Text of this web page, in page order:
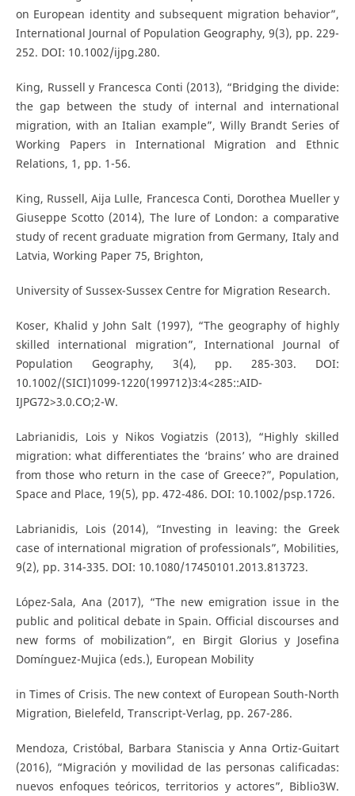
on European identity and subsequent migration behavior”,
International Journal of Population Geography, 9(3), pp. 229-
252. DOI: 10.1002/ijpg.280.
King, Russell y Francesca Conti (2013), “Bridging the divide:
the gap between the study of internal and international
migration, with an Italian example”, Willy Brandt Series of
Working Papers in International Migration and Ethnic
Relations, 1, pp. 1-56.
King, Russell, Aija Lulle, Francesca Conti, Dorothea Mueller y
Giuseppe Scotto (2014), The lure of London: a comparative
study of recent graduate migration from Germany, Italy and
Latvia, Working Paper 75, Brighton,
University of Sussex-Sussex Centre for Migration Research.
Koser, Khalid y John Salt (1997), “The geography of highly
skilled international migration”, International Journal of
Population Geography, 3(4), pp. 285-303. DOI:
10.1002/(SICI)1099-1220(199712)3:4<285::AID-
IJPG72>3.0.CO;2-W.
Labrianidis, Lois y Nikos Vogiatzis (2013), “Highly skilled
migration: what differentiates the ‘brains’ who are drained
from those who return in the case of Greece?”, Population,
Space and Place, 19(5), pp. 472-486. DOI: 10.1002/psp.1726.
Labrianidis, Lois (2014), “Investing in leaving: the Greek
case of international migration of professionals”, Mobilities,
9(2), pp. 314-335. DOI: 10.1080/17450101.2013.813723.
López-Sala, Ana (2017), “The new emigration issue in the
public and political debate in Spain. Official discourses and
new forms of mobilization”, en Birgit Glorius y Josefina
Domínguez-Mujica (eds.), European Mobility
in Times of Crisis. The new context of European South-North
Migration, Bielefeld, Transcript-Verlag, pp. 267-286.
Mendoza, Cristóbal, Barbara Staniscia y Anna Ortiz-Guitart
(2016), “Migración y movilidad de las personas calificadas:
nuevos enfoques teóricos, territorios y actores”, Biblio3W.